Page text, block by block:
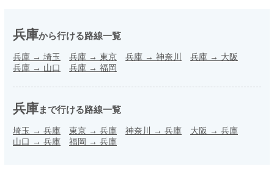
兵庫から行ける路線一覧
兵庫 → 埼玉 兵庫 → 東京 兵庫 → 神奈川 兵庫 → 大阪
兵庫 → 山口 兵庫 → 福岡
兵庫まで行ける路線一覧
埼玉 → 兵庫 東京 → 兵庫 神奈川 → 兵庫 大阪 → 兵庫
山口 → 兵庫 福岡 → 兵庫